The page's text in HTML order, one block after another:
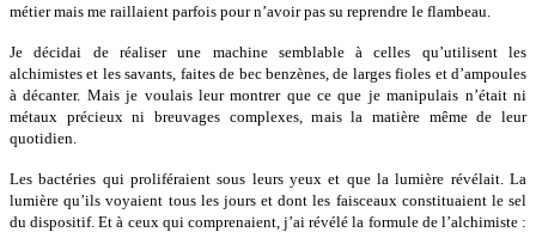
métier mais me raillaient parfois pour n’avoir pas su reprendre le flambeau.
Je décidai de réaliser une machine semblable à celles qu’utilisent les
alchimistes et les savants, faites de bec benzènes, de larges fioles et d’ampoules
à décanter. Mais je voulais leur montrer que ce que je manipulais n’était ni
métaux précieux ni breuvages complexes, mais la matière même de leur
quotidien.
Les bactéries qui proliféraient sous leurs yeux et que la lumière révélait. La
lumière qu’ils voyaient tous les jours et dont les faisceaux constituaient le sel
du dispositif. Et à ceux qui comprenaient, j’ai révélé la formule de l’alchimiste :